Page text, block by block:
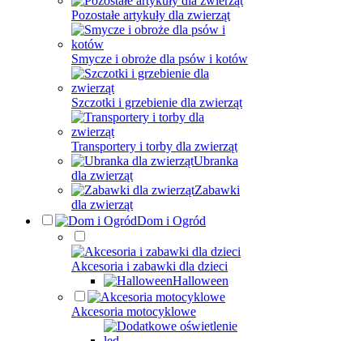
Pozostałe artykuły dla zwierząt
Smycze i obroże dla psów i kotów
Szczotki i grzebienie dla zwierząt
Transportery i torby dla zwierząt
Ubranka
dla zwierząt
Zabawki
dla zwierząt
Dom i Ogród
Akcesoria i zabawki dla dzieci
Halloween
Akcesoria motocyklowe